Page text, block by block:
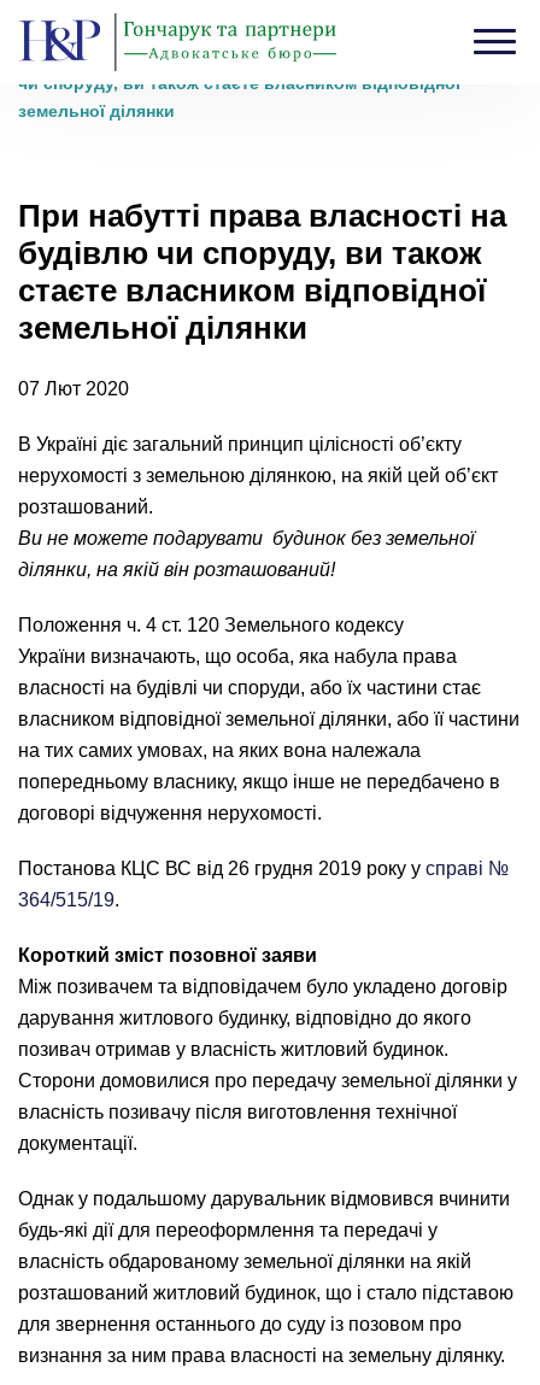
Головна Блог›При набутті права власності на будівлю
чи споруду, ви також стаєте власником відповідної
земельної ділянки
При набутті права власності на
будівлю чи споруду, ви також
стаєте власником відповідної
земельної ділянки
07 Лют 2020
В Україні діє загальний принцип цілісності об’єкту
нерухомості з земельною ділянкою, на якій цей об’єкт
розташований.
Ви не можете подарувати будинок без земельної
ділянки, на якій він розташований!
Положення ч. 4 ст. 120 Земельного кодексу
України визначають, що особа, яка набула права
власності на будівлі чи споруди, або їх частини стає
власником відповідної земельної ділянки, або її частини
на тих самих умовах, на яких вона належала
попередньому власнику, якщо інше не передбачено в
договорі відчуження нерухомості.
Постанова КЦС ВС від 26 грудня 2019 року у справі №
364/515/19.
Короткий зміст позовної заяви
Між позивачем та відповідачем було укладено договір
дарування житлового будинку, відповідно до якого
позивач отримав у власність житловий будинок.
Сторони домовилися про передачу земельної ділянки у
власність позивачу після виготовлення технічної
документації.
Однак у подальшому дарувальник відмовився вчинити
будь-які дії для переоформлення та передачі у
власність обдарованому земельної ділянки на якій
розташований житловий будинок, що і стало підставою
для звернення останнього до суду із позовом про
визнання за ним права власності на земельну ділянку.